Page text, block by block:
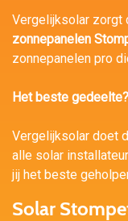
Vergelijksolar zorgt
zonnepanelen
zonnepanelen pro
Het beste gedeelte?
Vergelijksolar doet
alle solar
jij het beste
Solar